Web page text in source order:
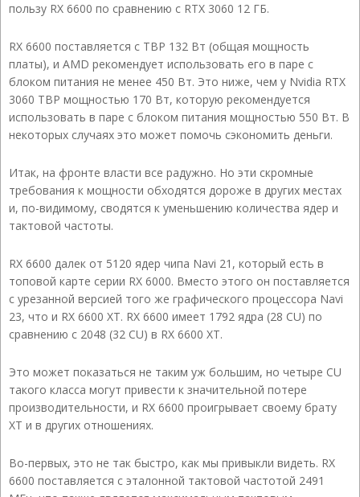
пользу RX 6600 по сравнению с RTX 3060 12 ГБ.
RX 6600 поставляется с TBP 132 Вт (общая мощность
платы), и AMD рекомендует использовать его в паре с
блоком питания не менее 450 Вт. Это ниже, чем у Nvidia RTX
3060 TBP мощностью 170 Вт, которую рекомендуется
использовать в паре с блоком питания мощностью 550 Вт. В
некоторых случаях это может помочь сэкономить деньги.
Итак, на фронте власти все радужно. Но эти скромные
требования к мощности обходятся дороже в других местах
и, по-видимому, сводятся к уменьшению количества ядер и
тактовой частоты.
RX 6600 далек от 5120 ядер чипа Navi 21, который есть в
топовой карте серии RX 6000. Вместо этого он поставляется
с урезанной версией того же графического процессора Navi
23, что и RX 6600 XT. RX 6600 имеет 1792 ядра (28 CU) по
сравнению с 2048 (32 CU) в RX 6600 XT.
Это может показаться не таким уж большим, но четыре CU
такого класса могут привести к значительной потере
производительности, и RX 6600 проигрывает своему брату
XT и в других отношениях.
Во-первых, это не так быстро, как мы привыкли видеть. RX
6600 поставляется с эталонной тактовой частотой 2491